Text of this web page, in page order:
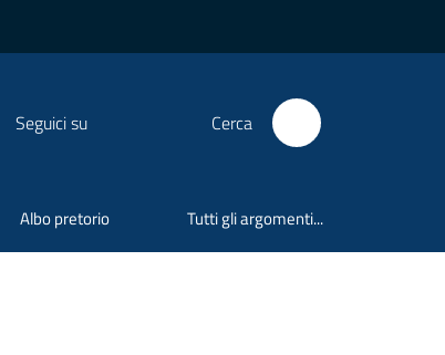
Seguici su Cerca
Albo pretorio Tutti gli argomenti...